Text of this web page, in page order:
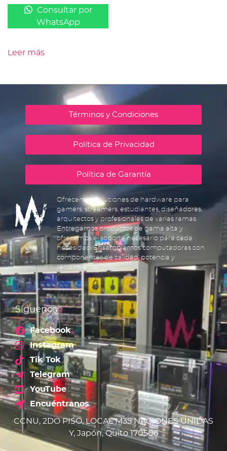
Consultar por
WhatsApp
Leer más
Términos y Condiciones
Política de Privacidad
Política de Garantía
Ofrecemos soluciones de hardware para
gamers, streamers, estudiantes, diseñadores,
arquitectos y profesionales de varias ramas.
Entregamos productos de gama alta y
ofrecemos el soporte necesario para cada
necesidad. Ensamblamos computadoras con
componentes de calidad, potencia y
rendimiento.
Síguenos
Facebook
Instagram
Tik Tok
Telegram
YouTube
Encuéntranos
CCNU, 2DO PISO, LOCAL M35 NACIONES UNIDAS
Y, Japón, Quito 170506